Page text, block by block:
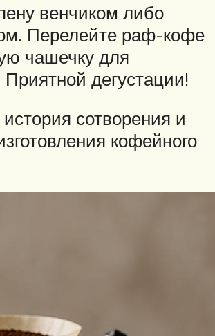
венчиком либо
Перелейте раф-кофе
чашечку для
Приятной дегустации!
сотворения и
кофейного